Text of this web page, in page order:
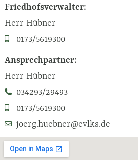
Friedhofsverwalter:
Herr Hübner
0173/5619300
Ansprechpartner:
Herr Hübner
034293/29493
0173/5619300
joerg.huebner@evlks.de